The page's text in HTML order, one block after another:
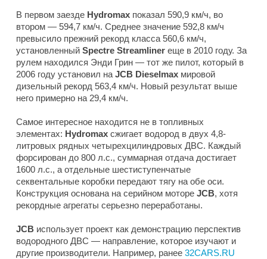
В первом заезде Hydromax показал 590,9 км/ч, во
втором — 594,7 км/ч. Среднее значение 592,8 км/ч
превысило прежний рекорд класса 560,6 км/ч,
установленный Spectre Streamliner еще в 2010 году. За
рулем находился Энди Грин — тот же пилот, который в
2006 году установил на JCB Dieselmax мировой
дизельный рекорд 563,4 км/ч. Новый результат выше
него примерно на 29,4 км/ч.
Самое интересное находится не в топливных
элементах: Hydromax сжигает водород в двух 4,8-
литровых рядных четырехцилиндровых ДВС. Каждый
форсирован до 800 л.с., суммарная отдача достигает
1600 л.с., а отдельные шестиступенчатые
секвентальные коробки передают тягу на обе оси.
Конструкция основана на серийном моторе JCB, хотя
рекордные агрегаты серьезно переработаны.
JCB использует проект как демонстрацию перспектив
водородного ДВС — направление, которое изучают и
другие производители. Например, ранее 32CARS.RU